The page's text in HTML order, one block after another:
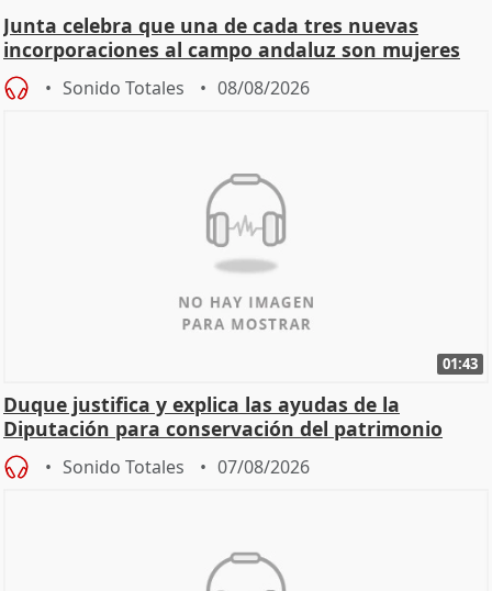
Junta celebra que una de cada tres nuevas
incorporaciones al campo andaluz son mujeres
jóvenes
Sonido Totales 08/08/2026
01:43
Duque justifica y explica las ayudas de la
Diputación para conservación del patrimonio
Sonido Totales 07/08/2026